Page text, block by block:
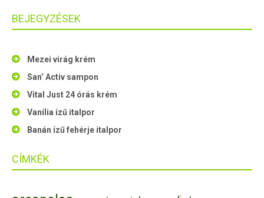
BEJEGYZÉSEK
Mezei virág krém
San’ Activ sampon
Vital Just 24 órás krém
Vanília ízű italpor
Banán ízű fehérje italpor
CÍMKÉK